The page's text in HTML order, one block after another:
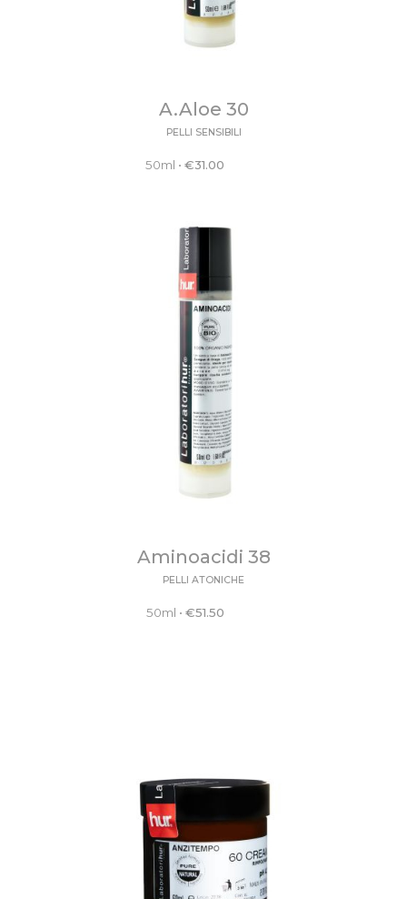
A.Aloe 30
PELLI SENSIBILI
50ml •€31.00
Aminoacidi 38
PELLI ATONICHE
50ml • €51.50